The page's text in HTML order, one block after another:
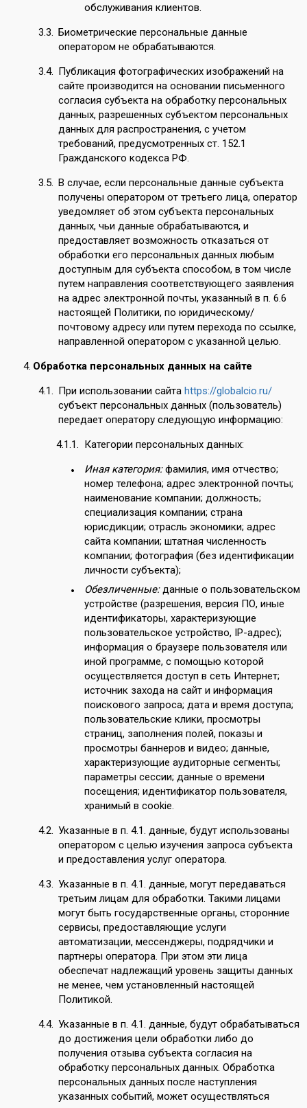
обслуживания клиентов.
Биометрические персональные данные
оператором не обрабатываются.
Публикация фотографических изображений на
сайте производится на основании письменного
согласия субъекта на обработку персональных
данных, разрешенных субъектом персональных
данных для распространения, с учетом
требований, предусмотренных ст. 152.1
Гражданского кодекса РФ.
В случае, если персональные данные субъекта
получены оператором от третьего лица, оператор
уведомляет об этом субъекта персональных
данных, чьи данные обрабатываются, и
предоставляет возможность отказаться от
обработки его персональных данных любым
доступным для субъекта способом, в том числе
путем направления соответствующего заявления
на адрес электронной почты, указанный в п. 6.6
настоящей Политики, по юридическому/
почтовому адресу или путем перехода по ссылке,
направленной оператором с указанной целью.
Обработка персональных данных на сайте
При использовании сайтаhttps://globalcio.ru/
субъект персональных данных (пользователь)
передает оператору следующую информацию:
Категории персональных данных:
Иная категория:фамилия, имя отчество;
номер телефона; адрес электронной почты;
наименование компании; должность;
специализация компании; страна
юрисдикции; отрасль экономики; адрес
сайта компании; штатная численность
компании; фотография (без идентификации
личности субъекта);
Обезличенные:данные о пользовательском
устройстве (разрешения, версия ПО, иные
идентификаторы, характеризующие
пользовательское устройство, IP-адрес);
информация о браузере пользователя или
иной программе, с помощью которой
осуществляется доступ в сеть Интернет;
источник захода на сайт и информация
поискового запроса; дата и время доступа;
пользовательские клики, просмотры
страниц, заполнения полей, показы и
просмотры баннеров и видео; данные,
характеризующие аудиторные сегменты;
параметры сессии; данные о времени
посещения; идентификатор пользователя,
хранимый в cookie.
Указанные в п. 4.1. данные, будут использованы
оператором с целью изучения запроса субъекта
и предоставления услуг оператора.
Указанные в п. 4.1. данные, могут передаваться
третьим лицам для обработки. Такими лицами
могут быть государственные органы, сторонние
сервисы, предоставляющие услуги
автоматизации, мессенджеры, подрядчики и
партнеры оператора. При этом эти лица
обеспечат надлежащий уровень защиты данных
не менее, чем установленный настоящей
Политикой.
Указанные в п. 4.1. данные, будут обрабатываться
до достижения цели обработки либо до
получения отзыва субъекта согласия на
обработку персональных данных. Обработка
персональных данных после наступления
указанных событий, может осуществляться